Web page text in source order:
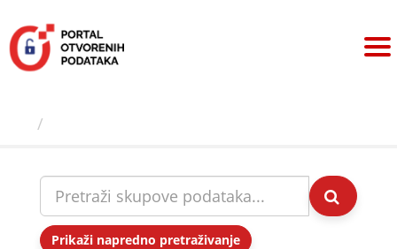
sadržaj
Prikaži napredno pretraživanje